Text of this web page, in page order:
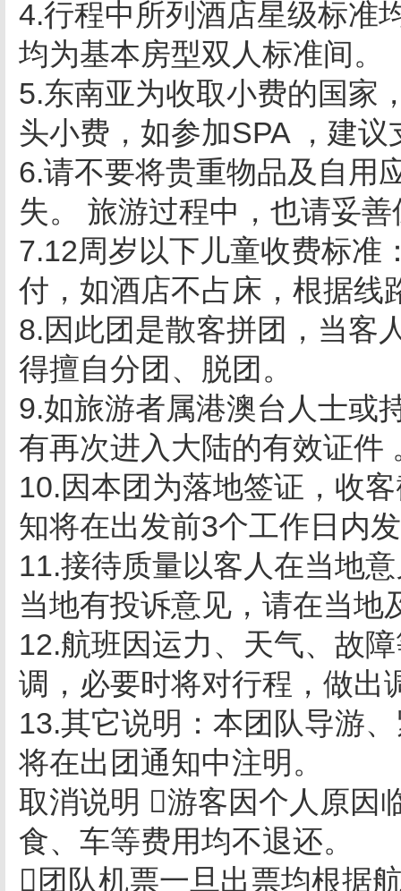
4.行程中所列酒店星级标准
均为基本房型双人标准间。
5.东南亚为收取小费的国家
头小费，如参加SPA ，建
6.请不要将贵重物品及自用
失。 旅游过程中，也请妥善
7.12周岁以下儿童收费标准
付，如酒店不占床，根据线
8.因此团是散客拼团，当客
得擅自分团、脱团。
9.如旅游者属港澳台人士或
有再次进入大陆的有效证件
10.因本团为落地签证，收
知将在出发前3个工作日内
11.接待质量以客人在当地
当地有投诉意见，请在当地
12.航班因运力、天气、故
调，必要时将对行程，做出
13.其它说明：本团队导游
将在出团通知中注明。
取消说明 游客因个人原因
食、车等费用均不退还。
团队机票一旦出票均根据